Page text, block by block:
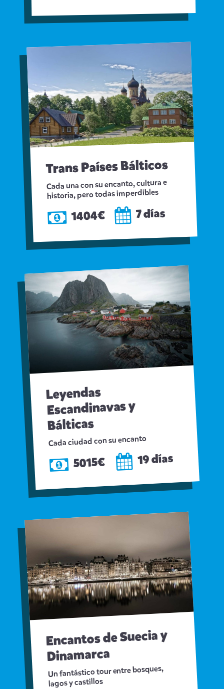
Trans Países Bálticos
Cada una con su encanto, cultura e
historia, pero todas imperdibles
1404€ 7 días
Leyendas
Escandinavas y
Bálticas
Cada ciudad con su encanto
5015€ 19 días
Encantos de Suecia y
Dinamarca
Un fantástico tour entre bosques,
lagos y castillos